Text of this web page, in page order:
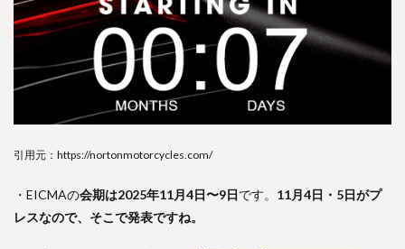
引用元：https://nortonmotorcycles.com/
・EICMAの会期は2025年11月4日〜9日です。 11月4日・5日がプ
レスなので、そこで発表ですね。